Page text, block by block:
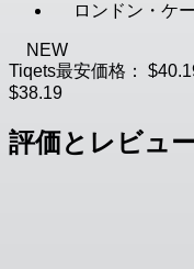
ロンドン・ケ
NEW
Tiqets最安価格：
$38.19
評価とレビュ